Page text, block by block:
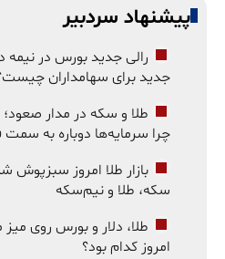
پیشنهاد سردبیر
رالی جدید بورس در نیمه
جدید برای سهامداران
طلا و سکه در مدار
چرا سرمایه‌ها دوباره به سمت
بازار طلا امروز
سکه، طلا و نیم‌سکه
طلا، دلار و بورس روی میز
امروز کدام بود؟